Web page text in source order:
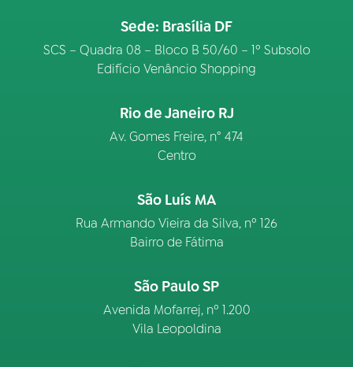
Sede: Brasília DF
SCS – Quadra 08 – Bloco B 50/60 – 1º Subsolo
Edifício Venâncio Shopping
Rio de Janeiro RJ
Av. Gomes Freire, n° 474
Centro
São Luís MA
Rua Armando Vieira da Silva, nº 126
Bairro de Fátima
São Paulo SP
Avenida Mofarrej, nº 1.200
Vila Leopoldina